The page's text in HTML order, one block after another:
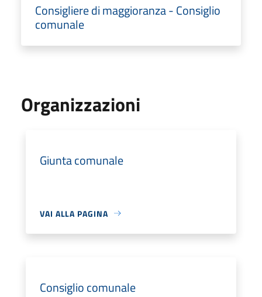
Consigliere di maggioranza - Consiglio
comunale
Organizzazioni
Giunta comunale
VAI ALLA PAGINA
Consiglio comunale